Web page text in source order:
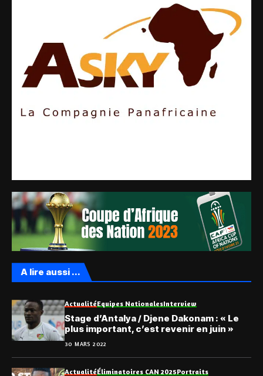
A lire aussi ...
ActualitéEquipes NationalesInterview
Stage d’Antalya / Djene Dakonam : « Le
plus important, c’est revenir en juin »
30 MARS 2022
ActualitéÉliminatoires CAN 2025Portraits